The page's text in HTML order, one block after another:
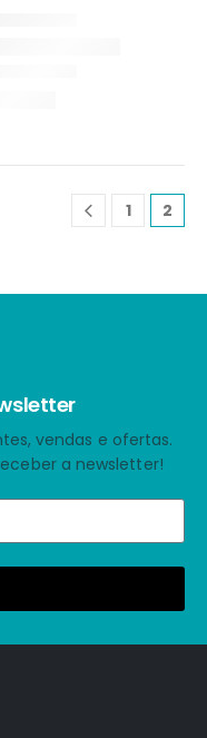
1 2
vendas e ofertas.
a newsletter!